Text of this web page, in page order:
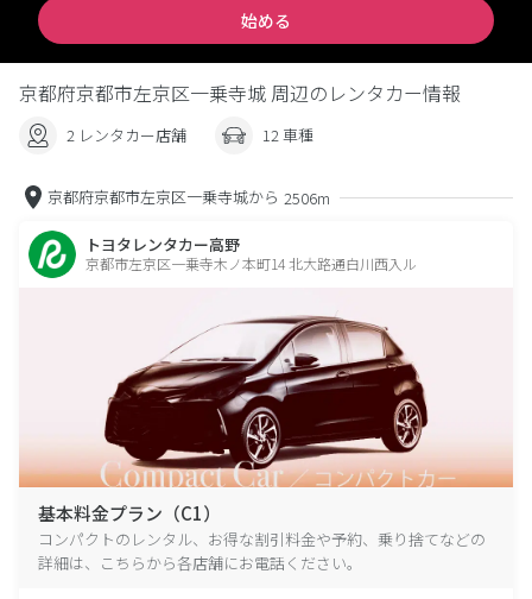
始める
京都府京都市左京区一乗寺城 周辺のレンタカー情報
2 レンタカー店舗 12 車種
京都府京都市左京区一乗寺城から 2506m
トヨタレンタカー高野
京都市左京区一乗寺木ノ本町14 北大路通白川西入ル
基本料金プラン（C1）
コンパクトのレンタル、お得な割引料金や予約、乗り捨てなどの
詳細は、こちらから各店舗にお電話ください。